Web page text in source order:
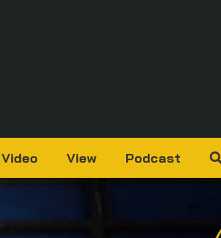
Video View Podcast